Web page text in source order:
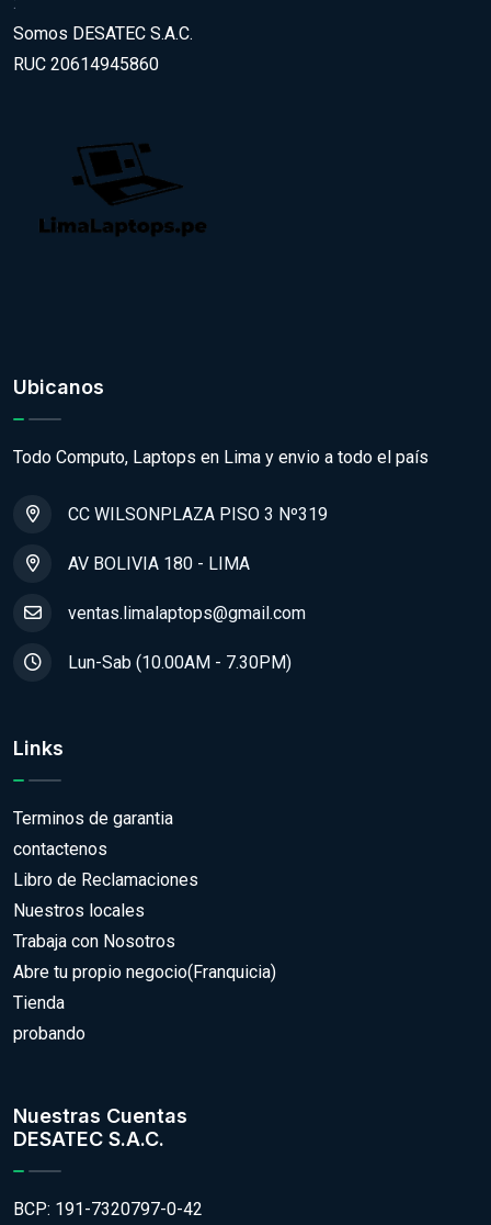
Somos DESATEC S.A.C.
RUC 20614945860
Ubicanos
Todo Computo, Laptops en Lima y envio a todo el país
CC WILSONPLAZA PISO 3 Nº319
AV BOLIVIA 180 - LIMA
ventas.limalaptops@gmail.com
Lun-Sab (10.00AM - 7.30PM)
Links
Terminos de garantia
contactenos
Libro de Reclamaciones
Nuestros locales
Trabaja con Nosotros
Abre tu propio negocio(Franquicia)
Tienda
probando
Nuestras Cuentas
DESATEC S.A.C.
BCP: 191-7320797-0-42